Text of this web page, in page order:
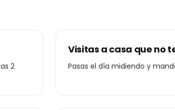
2
Visitas a casa que no
Pasas el día midiendo y